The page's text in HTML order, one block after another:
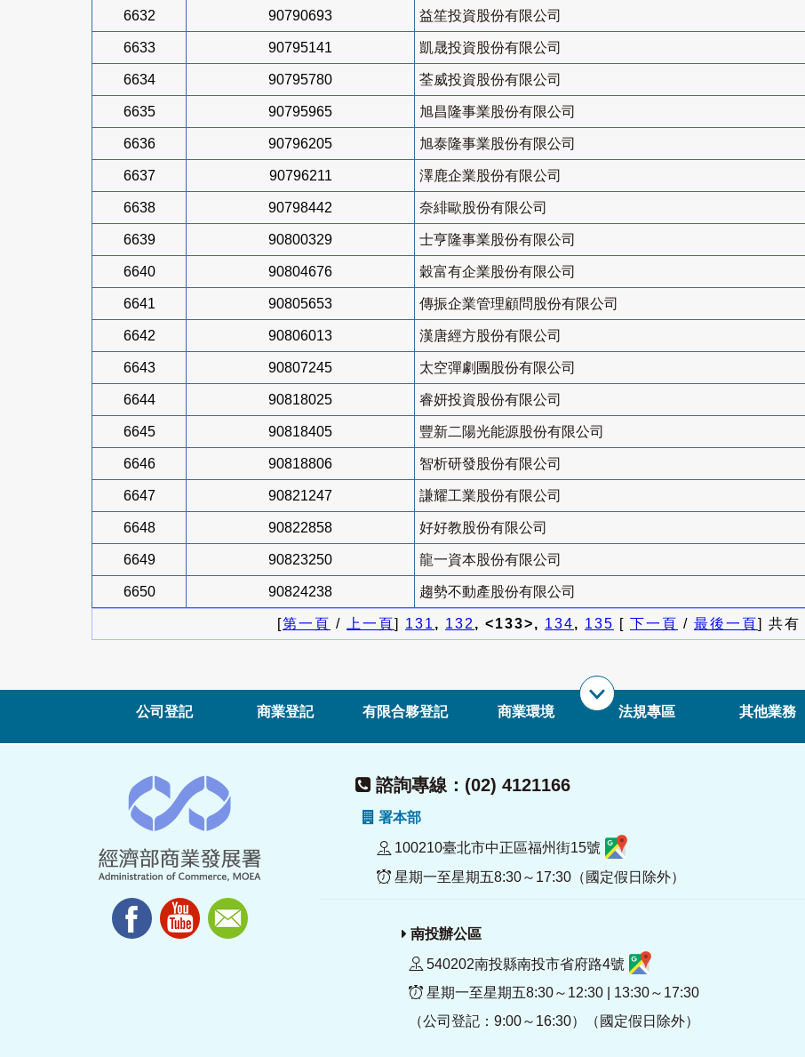
6632 90790693 益笙投資股份有限公司
6633 90795141 凱晟投資股份有限公司
6634 90795780 荃威投資股份有限公司
6635 90795965 旭昌隆事業股份有限公司
6636 90796205 旭泰隆事業股份有限公司
6637 90796211 澤鹿企業股份有限公司
6638 90798442 奈緋歐股份有限公司
6639 90800329 士亨隆事業股份有限公司
6640 90804676 穀富有企業股份有限公司
6641 90805653 傳振企業管理顧問股份有限公司
6642 90806013 漢唐經方股份有限公司
6643 90807245 太空彈劇團股份有限公司
6644 90818025 睿妍投資股份有限公司
6645 90818405 豐新二陽光能源股份有限公司
6646 90818806 智析研發股份有限公司
6647 90821247 謙耀工業股份有限公司
6648 90822858 好好教股份有限公司
6649 90823250 龍一資本股份有限公司
6650 90824238 趨勢不動產股份有限公司
[第一頁 / 上一頁] 131, 132, <133>, 134, 135 [ 下一頁 / 最後一頁] 共有
公司登記 商業登記 有限合夥登記 商業環境 法規專區 其他業務
諮詢專線：(02) 4121166
署本部
100210臺北市中正區福州街15號
星期一至星期五8:30～17:30（國定假日除外）
南投辦公區
540202南投縣南投市省府路4號
星期一至星期五8:30～12:30 | 13:30～17:30
（公司登記：9:00～16:30）（國定假日除外）